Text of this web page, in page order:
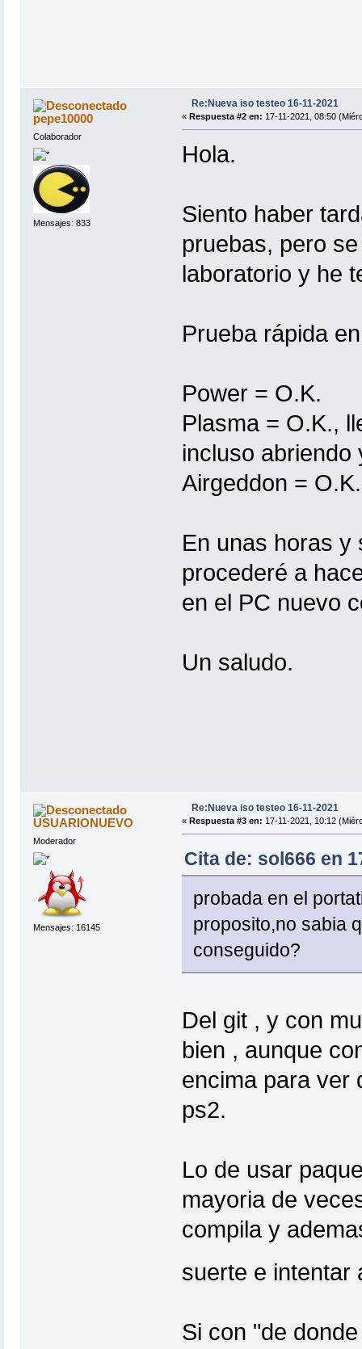
pepe10000
Colaborador
Mensajes: 833
Re:Nueva iso testeo 16-11-2021
« Respuesta #2 en: 17-11-2021, 08:50
Hola.
Siento haber
pruebas, pero
laboratorio y he
Prueba rápida
Power = O.K.
Plasma = O.K.,
incluso abriendo
Airgeddon = O.K.
En unas horas y
procederé a
en el PC nuevo
Un saludo.
USUARIONUEVO
Moderador
Mensajes: 16145
Re:Nueva iso testeo 16-11-2021
« Respuesta #3 en: 17-11-2021, 10:12
Cita de: sol666 en
probada en el
proposito,no sabia
conseguido?
Del git , y con
bien , aunque
encima para ver
ps2.
Lo de usar
mayoria de
compila y
suerte e intentar
Si con "de